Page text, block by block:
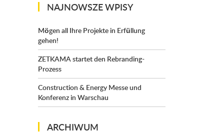
NAJNOWSZE WPISY
Mögen all Ihre Projekte in Erfüllung
gehen!
ZETKAMA startet den Rebranding-
Prozess
Construction & Energy Messe und
Konferenz in Warschau
ARCHIWUM